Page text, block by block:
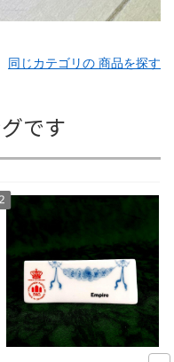
同じカテゴリの 商品を探す
です